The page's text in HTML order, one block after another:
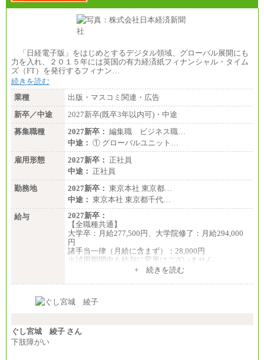
「日経電子版」をはじめとするデジタル領域、グローバル展開にも
力を入れ、２０１５年には英国の有力経済紙フィナンシャル・タイム
ズ（FT）を発行するフィナン…
続きを読む
業種
出版・マスコミ関連・広告
新卒／中途
2027新卒(既卒3年以内可)・中途
募集職種
2027新卒： 編集職 ビジネス職…
中途： ① グローバルユニット…
雇用形態
2027新卒： 正社員
中途： 正社員
勤務地
2027新卒： 東京本社 東京都…
中途： 東京本社 東京都千代…
給与
2027新卒：
【全職種共通】
大学卒：月給277,500円、大学院修了：月給294,000
円
諸手当一律（月給に含まず）：28,000円
※試用期間中も給与に変更はございません
月給370,000円～
ます。
の各種手当を含む金額です）
+ 続きを読む
ぐし宮城 綾子 さん
下肢障がい